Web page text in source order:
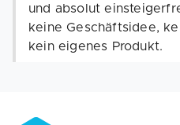
und absolut
keine Geschäftsidee,
kein eigenes Produkt.